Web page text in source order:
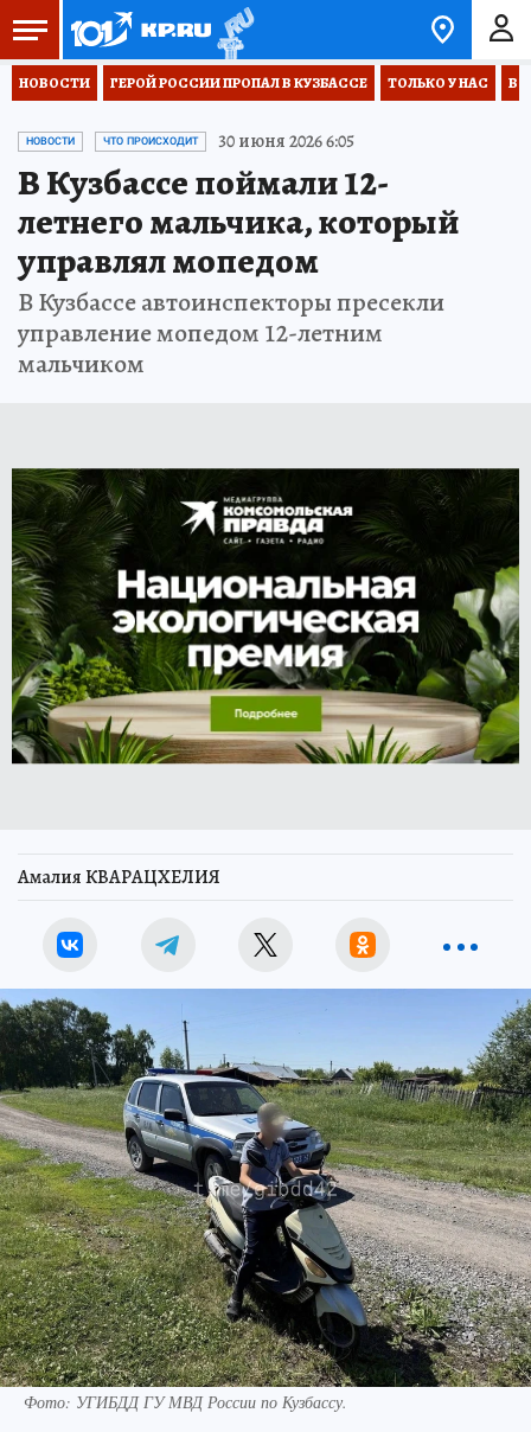
НОВОСТИ ГЕРОЙ РОССИИ ПРОПАЛ В КУЗБАССЕ ТОЛЬКО У НАС
НОВОСТИ ЧТО ПРОИСХОДИТ 30 июня 2026 6:05
В Кузбассе поймали 12-
летнего мальчика, который
управлял мопедом
В Кузбассе автоинспекторы пресекли
управление мопедом 12-летним
мальчиком
Амалия КВАРАЦХЕЛИЯ
Фото: УГИБДД ГУ МВД России по Кузбассу.